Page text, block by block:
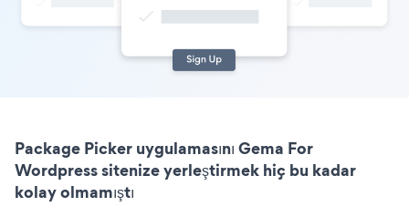
Package Picker uygulamasını Gema For
Wordpress sitenize yerleştirmek hiç bu kadar
kolay olmamıştı